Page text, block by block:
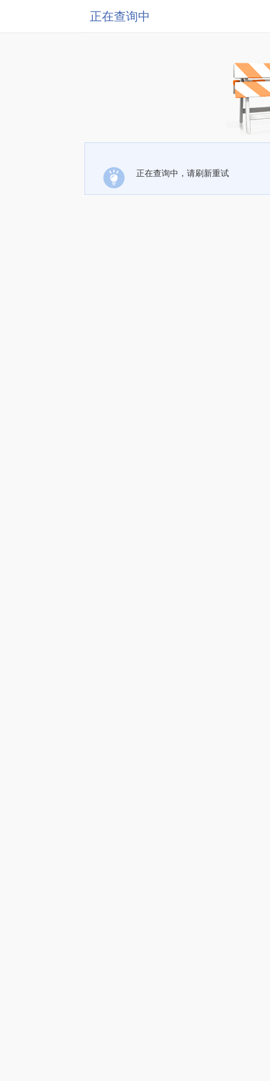
正在查询中
正在查询中，请刷新重试